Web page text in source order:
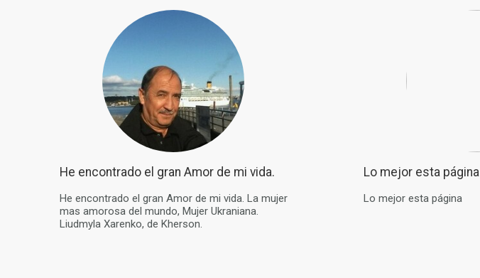
He encontrado el gran Amor de mi vida.
He encontrado el gran Amor de mi vida. La mujer
mas amorosa del mundo, Mujer Ukraniana.
Liudmyla Xarenko, de Kherson.
Lo mejor esta página
Lo mejor esta página